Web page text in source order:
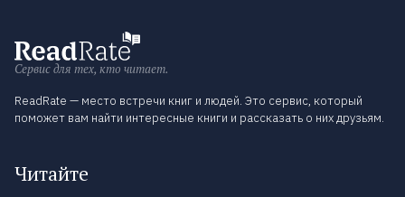
Сервис для тех, кто читает.
ReadRate — место встречи книг и людей. Это сервис, который
поможет вам найти интересные книги и рассказать о них друзьям.
Читайте